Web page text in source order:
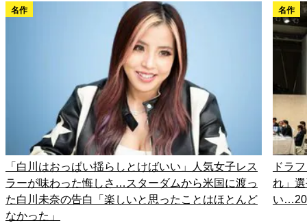
名作
「白川はおっぱい揺らしとけばいい」人気女子レス
ラーが味わった悔しさ…スターダムから米国に渡っ
た白川未奈の告白「楽しいと思ったことはほとんど
なかった」
名作
ドラ
れ」
い